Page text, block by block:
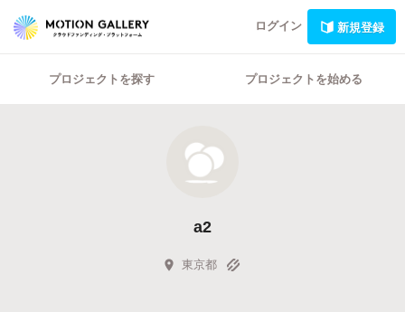
ログイン 新規登録
プロジェクトを探す プロジェクトを始める
a2
東京都